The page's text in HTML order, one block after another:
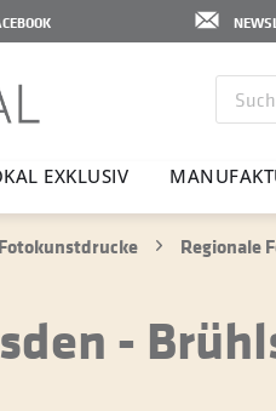
EXKLUSIV
Fotokunstdrucke Regionale
-